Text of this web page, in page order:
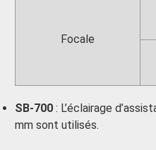
Focale
SB-700: L’éclairage
mm sont utilisés.